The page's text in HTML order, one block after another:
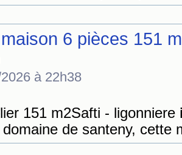
6 pièces 151
à 22h38
151 m2Safti - ligonniere
de santeny, cette